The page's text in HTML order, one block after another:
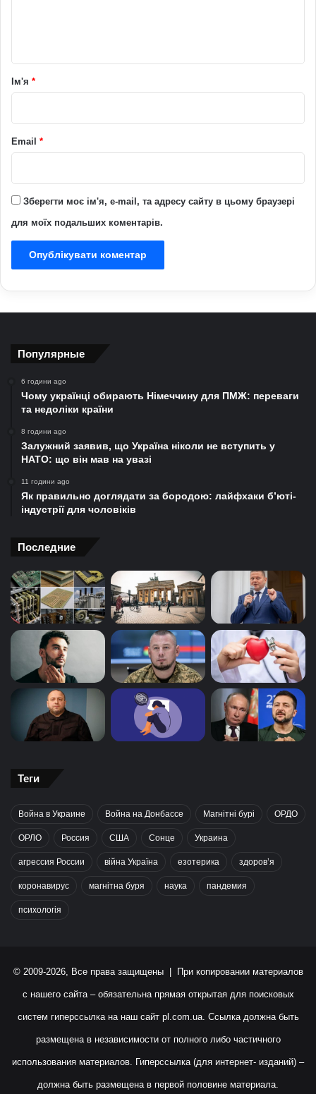
рІм'я *
Email *
Зберегти моє ім'я, e-mail, та адресу сайту в цьому браузері
для моїх подальших коментарів.
Популярные
6 години ago
Чому українці обирають Німеччину для ПМЖ: переваги
та недоліки країни
8 години ago
Залужний заявив, що Україна ніколи не вступить у
НАТО: що він мав на увазі
11 години ago
Як правильно доглядати за бородою: лайфхаки б’юті-
індустрії для чоловіків
Последние
Теги
Война в Украине Война на Донбассе Магнітні бурі ОРДО
ОРЛО Россия США Сонце Украина
агрессия России війна Україна езотерика здоров’я
коронавирус магнітна буря наука пандемия
психологія
© 2009-2026, Все права защищены | При копировании материалов
с нашего сайта – обязательна прямая открытая для поисковых
систем гиперссылка на наш сайт pl.com.ua. Ссылка должна быть
размещена в независимости от полного либо частичного
использования материалов. Гиперссылка (для интернет- изданий) –
должна быть размещена в первой половине материала.